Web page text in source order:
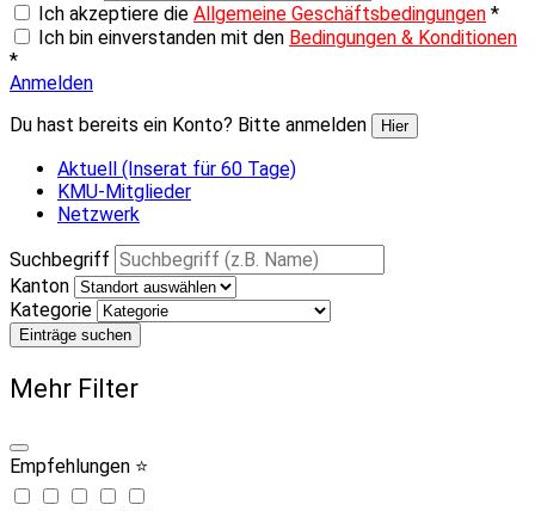
Ich akzeptiere die Allgemeine Geschäftsbedingungen *
Ich bin einverstanden mit den Bedingungen & Konditionen
*
Anmelden
Du hast bereits ein Konto? Bitte anmelden
Hier
Aktuell (Inserat für 60 Tage)
KMU-Mitglieder
Netzwerk
Suchbegriff
Kanton
Kategorie
Einträge suchen
Mehr Filter
Empfehlungen ⭐